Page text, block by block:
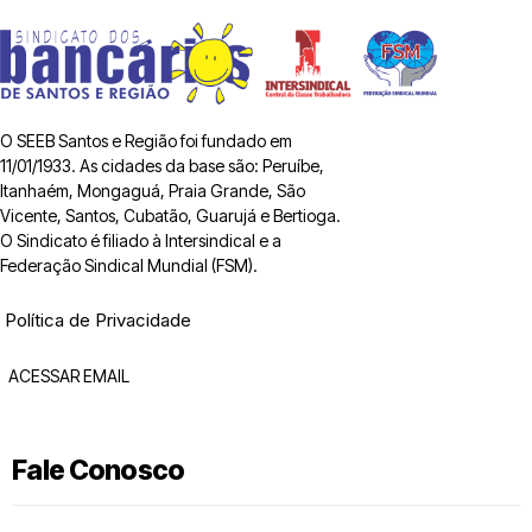
O SEEB Santos e Região foi fundado em
11/01/1933. As cidades da base são: Peruíbe,
Itanhaém, Mongaguá, Praia Grande, São
Vicente, Santos, Cubatão, Guarujá e Bertioga.
O Sindicato é filiado à Intersindical e a
Federação Sindical Mundial (FSM).
Política de Privacidade
ACESSAR EMAIL
Fale Conosco